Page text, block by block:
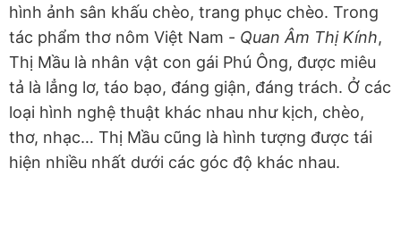
hình ảnh sân khấu chèo, trang phục chèo. Trong
tác phẩm thơ nôm Việt Nam - Quan Âm Thị Kính,
Thị Mầu là nhân vật con gái Phú Ông, được miêu
tả là lẳng lơ, táo bạo, đáng giận, đáng trách. Ở các
loại hình nghệ thuật khác nhau như kịch, chèo,
thơ, nhạc… Thị Mầu cũng là hình tượng được tái
hiện nhiều nhất dưới các góc độ khác nhau.